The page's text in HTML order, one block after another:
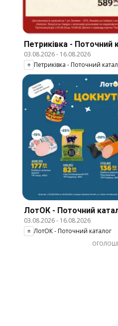
Петриківка - Поточний
03.08.2026- 16.08.2026
Петриківка - Поточний
ЛотОК - Поточний
03.08.2026- 16.08.2026
ЛотОК - Поточний каталог